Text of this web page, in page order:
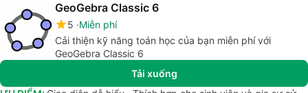
GeoGebra Classic 6
5 Miễn phí
Cải thiện kỹ năng toán học của bạn miễn phí với
GeoGebra Classic 6
Tải xuống